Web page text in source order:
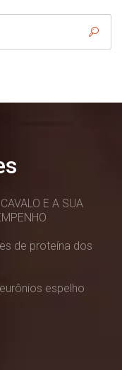
E A SUA
de proteína dos
espelho